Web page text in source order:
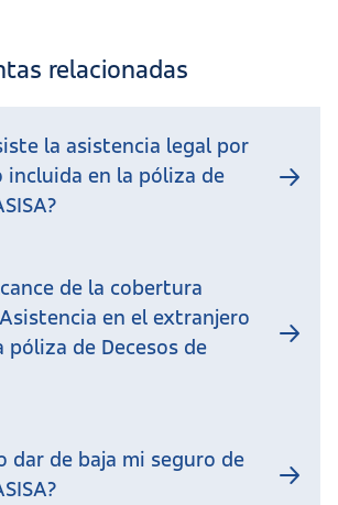
relacionadas
la asistencia legal por
incluida en la póliza de
de la cobertura
en el extranjero
póliza de Decesos de
dar de baja mi seguro de